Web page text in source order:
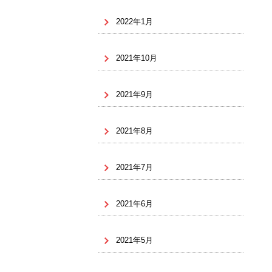
2022年1月
2021年10月
2021年9月
2021年8月
2021年7月
2021年6月
2021年5月